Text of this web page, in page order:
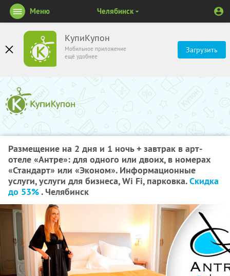
КупиКупон
Мобильное приложение
ещё удобнее
Загрузить
Меню Челябинск
Размещение на 2 дня и 1 ночь + завтрак в арт-
отеле «Антре»: для одного или двоих, в номерах
«Стандарт» или «Эконом». Информационные
услуги, услуги для бизнеса, Wi Fi, парковка.Скидка
до 53%. Челябинск